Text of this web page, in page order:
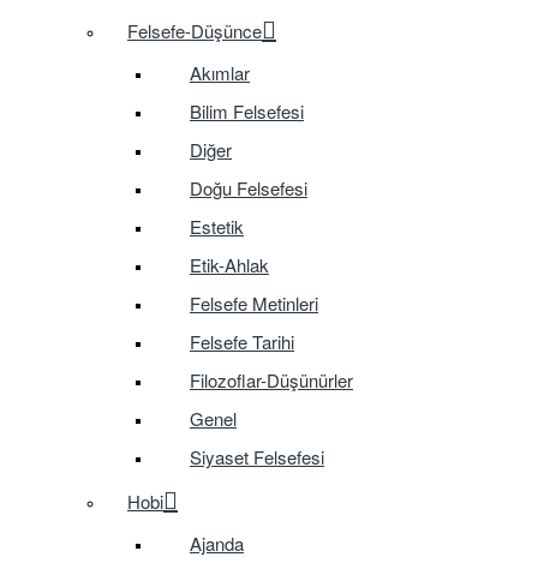
Felsefe-Düşünce
Akımlar
Bilim Felsefesi
Diğer
Doğu Felsefesi
Estetik
Etik-Ahlak
Felsefe Metinleri
Felsefe Tarihi
Filozoflar-Düşünürler
Genel
Siyaset Felsefesi
Hobi
Ajanda